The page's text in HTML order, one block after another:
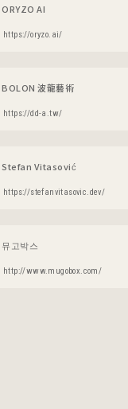
ORYZO AI
https://oryzo.ai/
BOLON 波龍藝術
https://dd-a.tw/
Stefan Vitasović
https://stefanvitasovic.dev/
뮤고박스
http://www.mugobox.com/